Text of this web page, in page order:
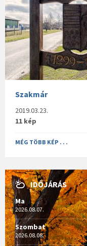
Szakmár
2019.03.23.
11 kép
MÉG TÖBB KÉP . . .
IDŐJÁRÁS
Ma
2026.08.07.
Szombat
2026.08.08.